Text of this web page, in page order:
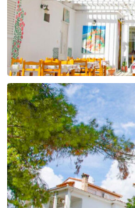
42.000 - 45.000 ден
Cashback
2800 ден
За уплата
65.000 - 85.000 ден
Cashback
3700 ден